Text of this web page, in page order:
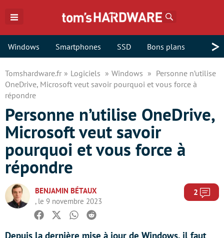
Windows Smartphones SSD Bons plans >
Tomshardware.fr Logiciels Windows
Personne n’utilise
OneDrive, Microsoft veut savoir pourquoi et vous force à
répondre
Personne n’utilise OneDrive,
Microsoft veut savoir
pourquoi et vous force à
répondre
BENJAMIN BÉTAUX
, le 9 novembre 2023
2
Facebook
TwitterWhatsapp
Reddit
Depuis la dernière mise à jour de Windows, il faut